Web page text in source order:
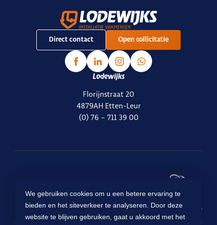
We gebruiken cookies om u een betere ervaring te
bieden en het siteverkeer te analyseren. Door deze
website te blijven gebruiken, gaat u akkoord met het
Direct contact Open sollicitatie
Lodewijks
Florijnstraat 20
4879AH Etten-Leur
(0) 76 – 711 39 00
Ready for
Lodewijks?